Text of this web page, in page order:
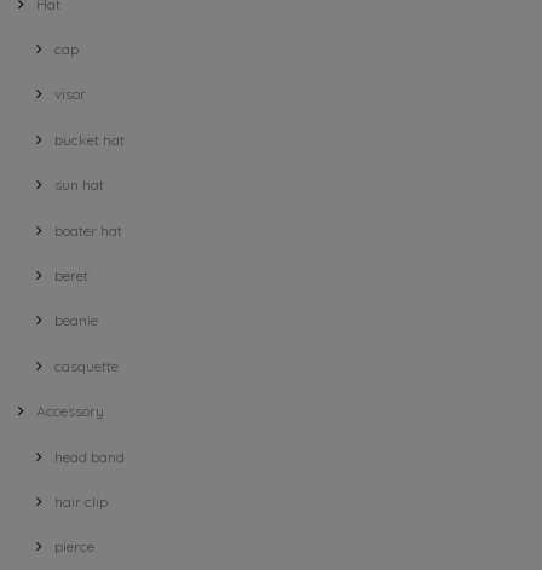
Hat
cap
visor
bucket hat
sun hat
boater hat
beret
beanie
casquette
Accessory
head band
hair clip
pierce